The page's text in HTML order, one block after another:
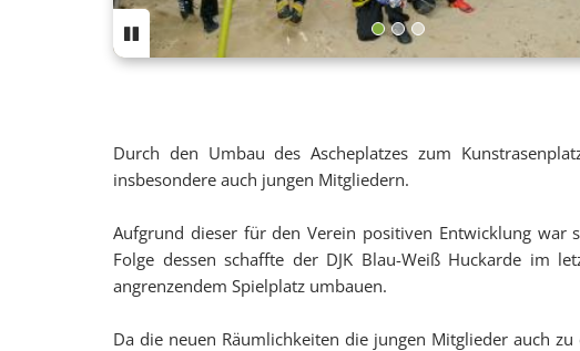
Durch den Umbau des Ascheplatzes zum
insbesondere auch jungen Mitgliedern.
Aufgrund dieser für den Verein positiven Entwicklung war
Folge dessen schaffte der DJK Blau-Weiß Huckarde im
angrenzendem Spielplatz umbauen.
Da die neuen Räumlichkeiten die jungen Mitglieder auch